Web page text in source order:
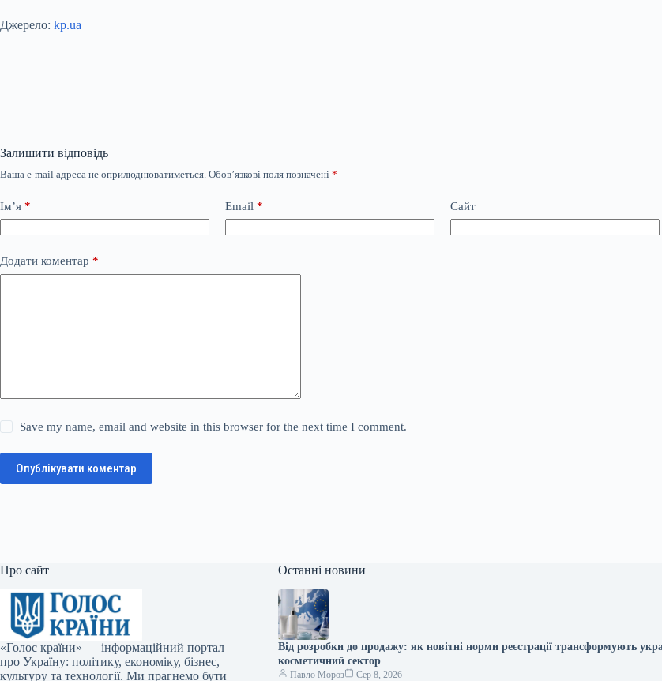
Джерело: kp.ua
Залишити відповідь
Ваша e-mail адреса не оприлюднюватиметься. Обов’язкові поля позначені *
Ім’я * Email * Сайт
Додати коментар *
Save my name, email and website in this browser for the next time I comment.
Опублікувати коментар
Про сайт
«Голос країни» — інформаційний портал
про Україну: політику, економіку, бізнес,
культуру та технології. Ми прагнемо бути
Останні новини
Від розробки до продажу: як новітні норми реєстрації трансформують
косметичний сектор
Павло Мороз Сер 8, 2026